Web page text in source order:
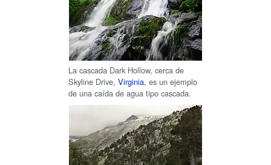
La cascada Dark Hollow, cerca de
Skyline Drive, Virginia, es un ejemplo
de una caída de agua tipo cascada.